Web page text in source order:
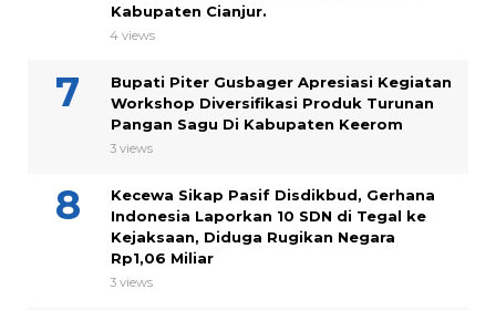
Kabupaten Cianjur.
4 views
Bupati Piter Gusbager Apresiasi Kegiatan
Workshop Diversifikasi Produk Turunan
Pangan Sagu Di Kabupaten Keerom
3 views
Kecewa Sikap Pasif Disdikbud, Gerhana
Indonesia Laporkan 10 SDN di Tegal ke
Kejaksaan, Diduga Rugikan Negara
Rp1,06 Miliar
3 views